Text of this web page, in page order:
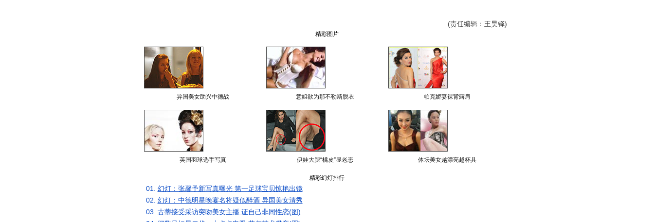
(责任编辑：王昊铎)
精彩图片
异国美女助兴中德战 意姐欲为那不勒斯脱衣 帕克娇妻裸背露肩
英国羽球选手写真 伊娃大腿“橘皮”显老态 体坛美女越漂亮越杯具
精彩幻灯排行
01. 幻灯：张馨予新写真曝光 第一足球宝贝惊艳出镜
02. 幻灯：中德明星晚宴名将疑似醉酒 异国美女清秀
03. 古蒂接受采访突吻美女主播 证自己非同性恋(图)